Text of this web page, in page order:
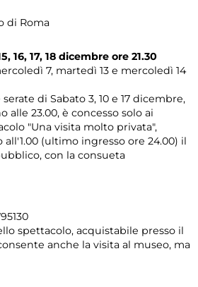
di Roma
16, 17, 18 dicembre ore 21.30
7, martedì 13 e mercoledì 14
di Sabato 3, 10 e 17 dicembre,
alle 23.00, è concesso solo ai
"Una visita molto privata",
(ultimo ingresso ore 24.00) il
con la consueta
spettacolo, acquistabile presso il
anche la visita al museo, ma